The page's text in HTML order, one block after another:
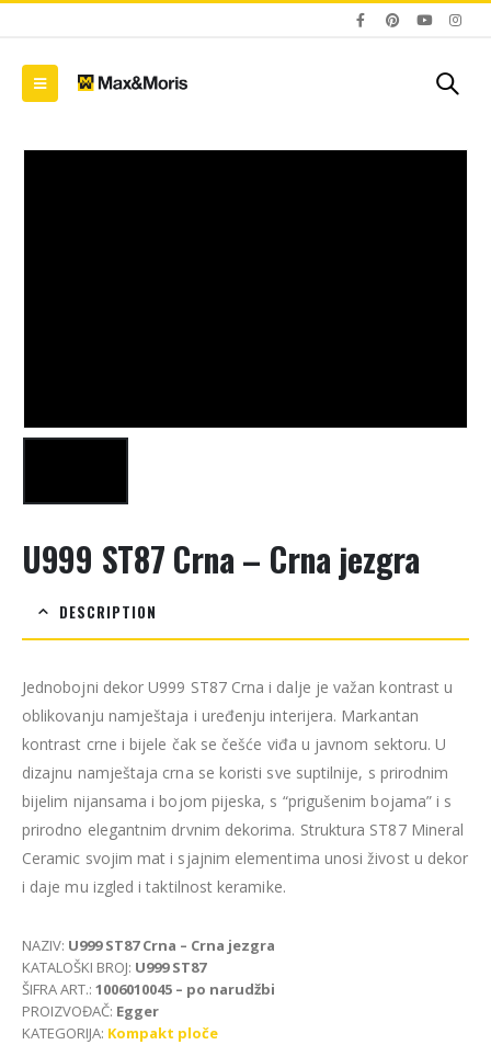
U999 ST87 Crna – Crna jezgra
DESCRIPTION
Jednobojni dekor U999 ST87 Crna i dalje je važan kontrast u
oblikovanju namještaja i uređenju interijera. Markantan
kontrast crne i bijele čak se češće viđa u javnom sektoru. U
dizajnu namještaja crna se koristi sve suptilnije, s prirodnim
bijelim nijansama i bojom pijeska, s “prigušenim bojama” i s
prirodno elegantnim drvnim dekorima. Struktura ST87 Mineral
Ceramic svojim mat i sjajnim elementima unosi živost u dekor
i daje mu izgled i taktilnost keramike.
NAZIV: U999 ST87 Crna – Crna jezgra
KATALOŠKI BROJ: U999 ST87
ŠIFRA ART.: 1006010045 – po narudžbi
PROIZVOĐAČ: Egger
KATEGORIJA: Kompakt ploče